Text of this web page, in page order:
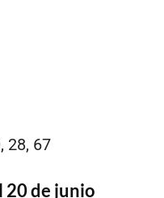
28, 67
20 de junio